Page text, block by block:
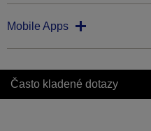
Mobile Apps
Často kladené dotazy